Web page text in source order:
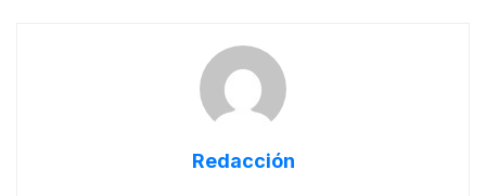
Redacción